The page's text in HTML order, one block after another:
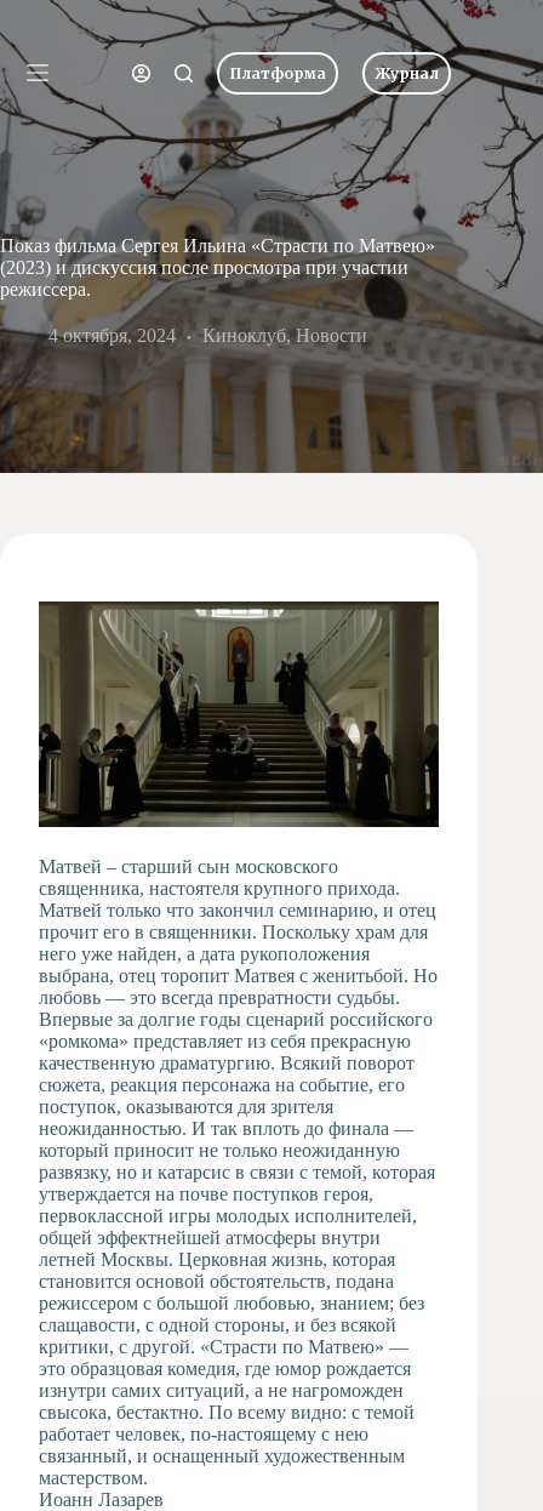
Перейти
к
сути
Ничего
не
найдено
Главная
Новости
школе
Учеба
Пресс-
центр
Хоровая
Царевич
Допобразование
Музыкальное
отделение
Психологическая
Служба
Тьюторская
служба
Имя пользователя или Email
Пароль
Запомнить меня Забыли пароль?
Вход
Имя пользователя или Email
Получить новый пароль
← Вернуться ко входу
Платформа Журнал
Показ фильма Сергея Ильина «Страсти по Матвею»
(2023) и дискуссия после просмотра при участии
режиссера.
4 октября, 2024 Киноклуб, Новости
Матвей – старший сын московского
священника, настоятеля крупного прихода.
Матвей только что закончил семинарию, и отец
прочит его в священники. Поскольку храм для
него уже найден, а дата рукоположения
выбрана, отец торопит Матвея с женитьбой. Но
любовь — это всегда превратности судьбы.
Впервые за долгие годы сценарий российского
«ромкома» представляет из себя прекрасную
качественную драматургию. Всякий поворот
сюжета, реакция персонажа на событие, его
поступок, оказываются для зрителя
неожиданностью. И так вплоть до финала —
который приносит не только неожиданную
развязку, но и катарсис в связи с темой, которая
утверждается на почве поступков героя,
первоклассной игры молодых исполнителей,
общей эффектнейшей атмосферы внутри
летней Москвы. Церковная жизнь, которая
становится основой обстоятельств, подана
режиссером с большой любовью, знанием; без
слащавости, с одной стороны, и без всякой
критики, с другой. «Страсти по Матвею» —
это образцовая комедия, где юмор рождается
изнутри самих ситуаций, а не нагроможден
свысока, бестактно. По всему видно: с темой
работает человек, по-настоящему с нею
связанный, и оснащенный художественным
мастерством.
Иоанн Лазарев